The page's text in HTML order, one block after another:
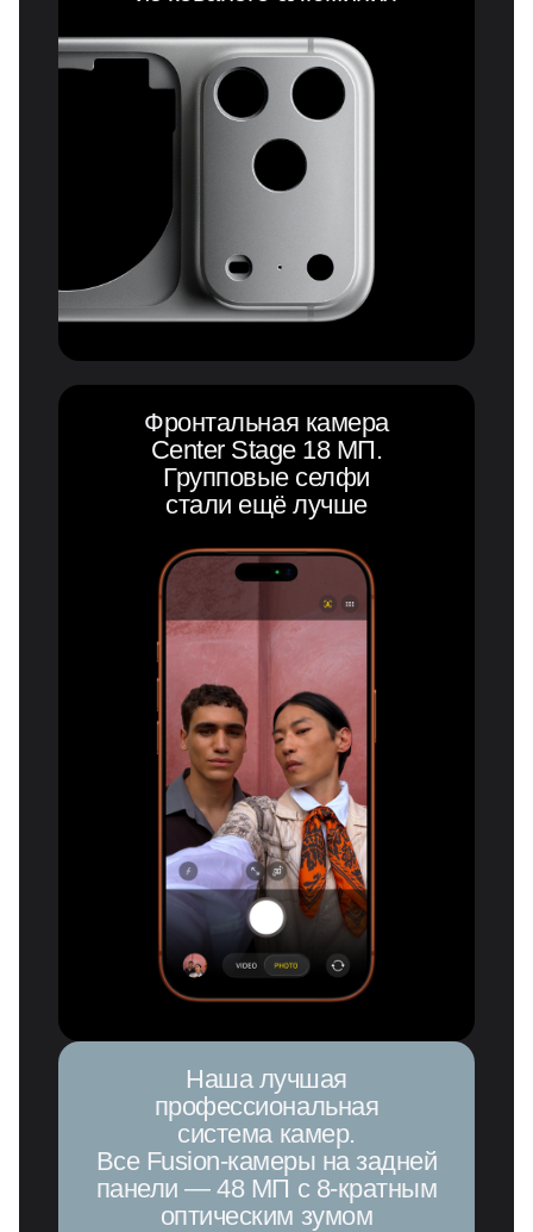
Фронтальная камера
Center Stage 18 МП.
Групповые селфи
стали ещё лучше
Наша лучшая
профессиональная
система камер.
Все Fusion-камеры на задней
панели — 48 МП с 8-кратным
оптическим зумом